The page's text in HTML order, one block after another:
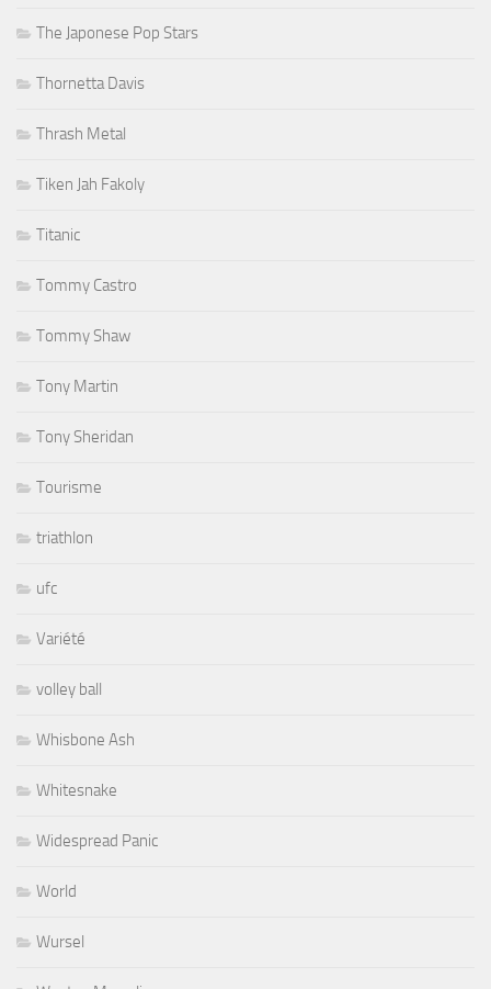
The Japonese Pop Stars
Thornetta Davis
Thrash Metal
Tiken Jah Fakoly
Titanic
Tommy Castro
Tommy Shaw
Tony Martin
Tony Sheridan
Tourisme
triathlon
ufc
Variété
volley ball
Whisbone Ash
Whitesnake
Widespread Panic
World
Wursel